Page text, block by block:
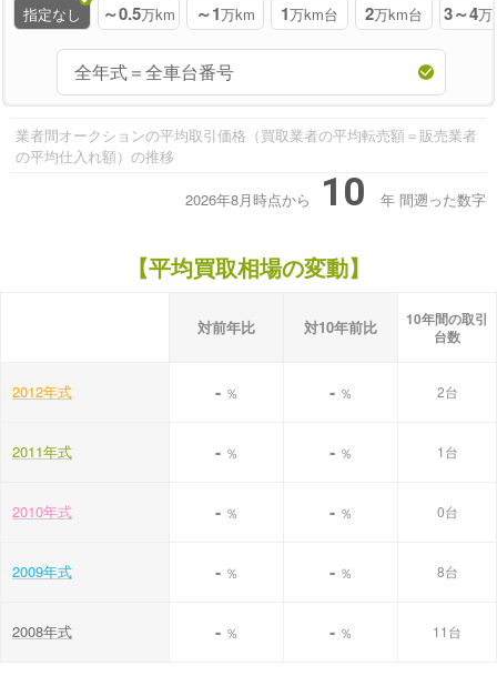
指定なし ～0.5万km ～1万km 1万km台 2万km台 3～4万
業者間オークションの平均取引価格（買取業者の平均転売額＝販売業者
の平均仕入れ額）の推移
2026年8月時点から 10 年 間遡った数字
【平均買取相場の変動】
対前年比 対10年前比
10年間の取引
台数
2012年式 - ％ - ％ 2台
2011年式 - ％ - ％ 1台
2010年式 - ％ - ％ 0台
2009年式 - ％ - ％ 8台
2008年式 - ％ - ％ 11台